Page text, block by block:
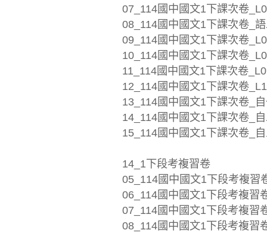
07_114國中國文1下課次卷
08_114國中國文1下課次卷_
09_114國中國文1下課次卷
10_114國中國文1下課次卷
11_114國中國文1下課次卷
12_114國中國文1下課次卷
13_114國中國文1下課次卷_
14_114國中國文1下課次卷_
15_114國中國文1下課次卷_
14_1下段考複習卷
05_114國中國文1下段考複習
06_114國中國文1下段考複習
07_114國中國文1下段考複習
08_114國中國文1下段考複習